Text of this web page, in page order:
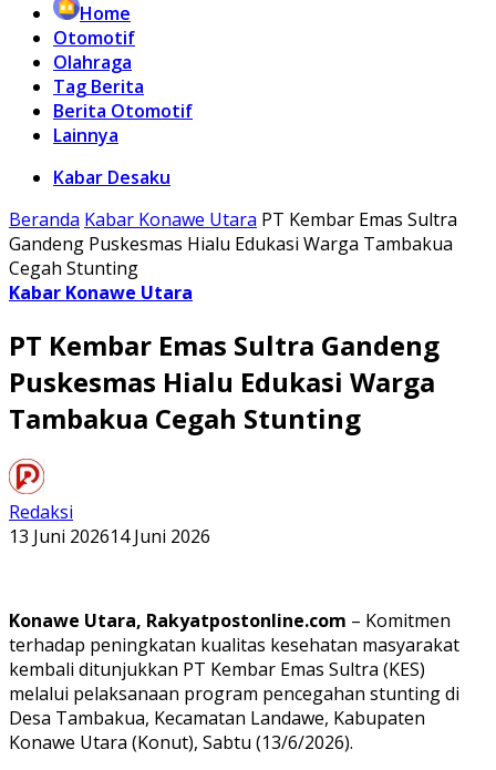
Home
Otomotif
Olahraga
Tag Berita
Berita Otomotif
Lainnya
Kabar Desaku
Beranda Kabar Konawe Utara PT Kembar Emas Sultra
Gandeng Puskesmas Hialu Edukasi Warga Tambakua
Cegah Stunting
Kabar Konawe Utara
PT Kembar Emas Sultra Gandeng
Puskesmas Hialu Edukasi Warga
Tambakua Cegah Stunting
Redaksi
13 Juni 202614 Juni 2026
Konawe Utara, Rakyatpostonline.com – Komitmen
terhadap peningkatan kualitas kesehatan masyarakat
kembali ditunjukkan PT Kembar Emas Sultra (KES)
melalui pelaksanaan program pencegahan stunting di
Desa Tambakua, Kecamatan Landawe, Kabupaten
Konawe Utara (Konut), Sabtu (13/6/2026).